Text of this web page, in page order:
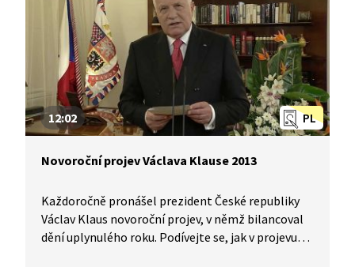
PL
12:02
Novoroční projev Václava Klause 2013
Každoročně pronášel prezident České republiky
Václav Klaus novoroční projev, v němž bilancoval
dění uplynulého roku. Podívejte se, jak v projevu